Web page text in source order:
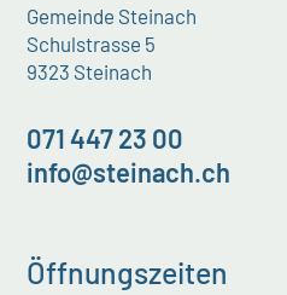
Gemeinde Steinach
Schulstrasse 5
9323 Steinach
071 447 23 00
info@steinach.ch
Öffnungszeiten